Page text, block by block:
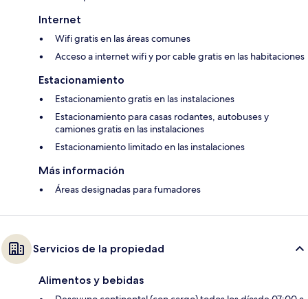
Internet
Wifi gratis en las áreas comunes
Acceso a internet wifi y por cable gratis en las habitaciones
Estacionamiento
Estacionamiento gratis en las instalaciones
Estacionamiento para casas rodantes, autobuses y
camiones gratis en las instalaciones
Estacionamiento limitado en las instalaciones
Más información
Áreas designadas para fumadores
Servicios de la propiedad
Alimentos y bebidas